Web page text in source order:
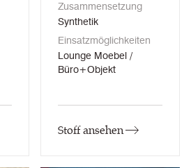
Zusammensetzung
Synthetik
Einsatzmöglichkeiten
Lounge Moebel /
Büro+Objekt
Stoff ansehen